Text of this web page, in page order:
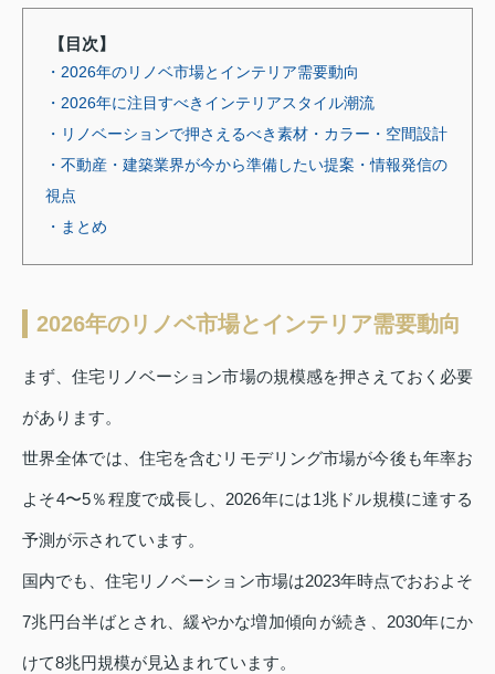
【目次】
・2026年のリノベ市場とインテリア需要動向
・2026年に注目すべきインテリアスタイル潮流
・リノベーションで押さえるべき素材・カラー・空間設計
・不動産・建築業界が今から準備したい提案・情報発信の
視点
・まとめ
2026年のリノベ市場とインテリア需要動向
まず、住宅リノベーション市場の規模感を押さえておく必要
があります。
世界全体では、住宅を含むリモデリング市場が今後も年率お
よそ4〜5％程度で成長し、2026年には1兆ドル規模に達する
予測が示されています。
国内でも、住宅リノベーション市場は2023年時点でおおよそ
7兆円台半ばとされ、緩やかな増加傾向が続き、2030年にか
けて8兆円規模が見込まれています。